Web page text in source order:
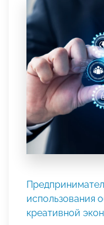
использования
креативной